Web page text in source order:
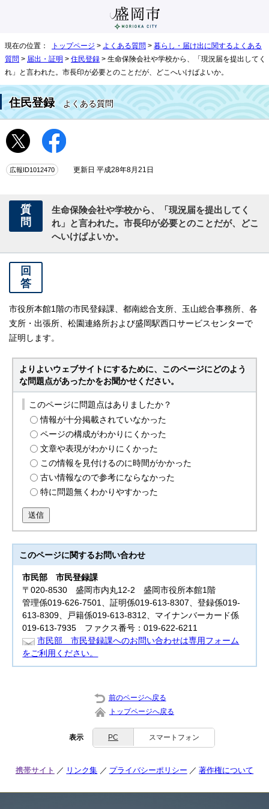
現在の位置： トップページ > よくある質問 > 暮らし・届け出に関するよくある
質問 > 届出・証明 > 住民登録 > 生命保険会社や学校から、「現況届を提出してく
れ」と言われた。市長印が必要とのことだが、どこへいけばよいか。
住民登録よくある質問
広報ID1012470 更新日 平成28年8月21日
質
問
生命保険会社や学校から、「現況届を提出してく
れ」と言われた。市長印が必要とのことだが、どこ
へいけばよいか。
回
答
市役所本館1階の市民登録課、都南総合支所、玉山総合事務所、各
支所・出張所、松園連絡所および盛岡駅西口サービスセンターで
証明します。
よりよいウェブサイトにするために、このページにどのよう
な問題点があったかをお聞かせください。
このページに問題点はありましたか？
情報が十分掲載されていなかった
ページの構成がわかりにくかった
文章や表現がわかりにくかった
この情報を見付けるのに時間がかかった
古い情報なので参考にならなかった
特に問題無くわかりやすかった
送信
このページに関するお問い合わせ
市民部市民登録課
〒020-8530 盛岡市内丸12-2 盛岡市役所本館1階
管理係019-626-7501、証明係019-613-8307、登録係019-
613-8309、戸籍係019-613-8312、マイナンバーカード係
019-613-7935 ファクス番号：019-622-6211
市民部 市民登録課へのお問い合わせは専用フォーム
をご利用ください。
前のページへ戻る
トップページへ戻る
表示 PC スマートフォン
携帯サイト リンク集 プライバシーポリシー 著作権について